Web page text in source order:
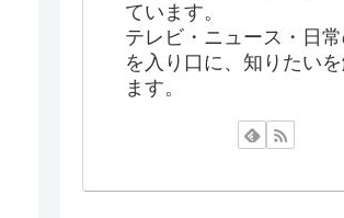
ています。
テレビ・ニュース・日
を入り口に、知りたい
ます。